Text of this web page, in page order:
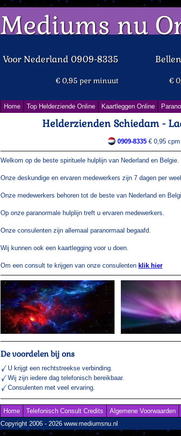
Mediums nu
Voor Nederland 0909-8335
€ 0,95 per minuut €
Home Top Helderziende Online Kaartleggen Online
Helderzienden Schiedam -
0909-8335 € 0,95 cpm
Welkom op de beste spirituele hulplijn van Nederland en Belgie.
Onze deskundige en ervaren medewerkers zijn 7 dagen per
Onze medewerkers behoren tot de beste van Nederland en
Op onze paranormale hulplijn treft u ervaren medewerkers.
Onze consulenten zijn allemaal paranormaal begaafd.
Wij kunnen ook een kaartlegging voor u doen.
Om een consult te krijgen van onze consulenten klik hier
De voordelen bij ons
U krijgt een rechtstreekse verbinding.
Wij zijn iedere dag telefonisch bereikbaar.
Consulenten met veel ervaring.
Home Telefonisch Consult Credits Algemene Voorwaarden
Copyright 2006 - 2026 www.mediumsnu.nl